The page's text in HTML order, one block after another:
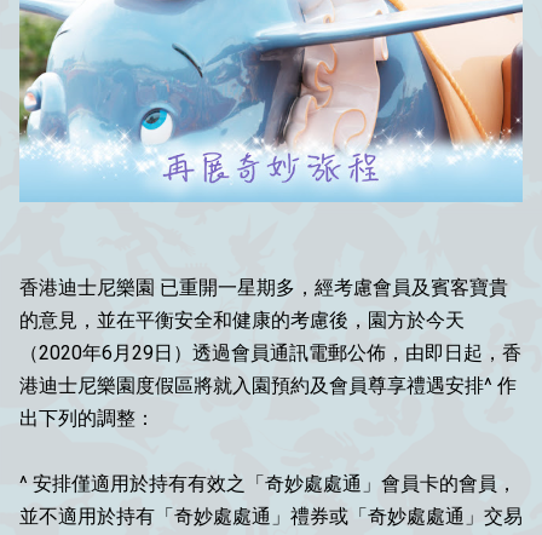
香港迪士尼樂園 已重開一星期多，經考慮會員及賓客寶貴
的意見，並在平衡安全和健康的考慮後，園方於今天
（2020年6月29日）透過會員通訊電郵公佈，由即日起，香
港迪士尼樂園度假區將就入園預約及會員尊享禮遇安排^ 作
出下列的調整：
^ 安排僅適用於持有有效之「奇妙處處通」會員卡的會員，
並不適用於持有「奇妙處處通」禮券或「奇妙處處通」交易